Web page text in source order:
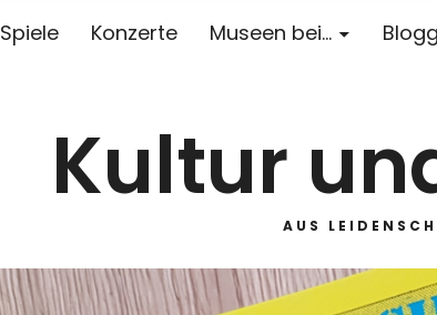
Spiele Konzerte Museen bei…
Kultur
AUS